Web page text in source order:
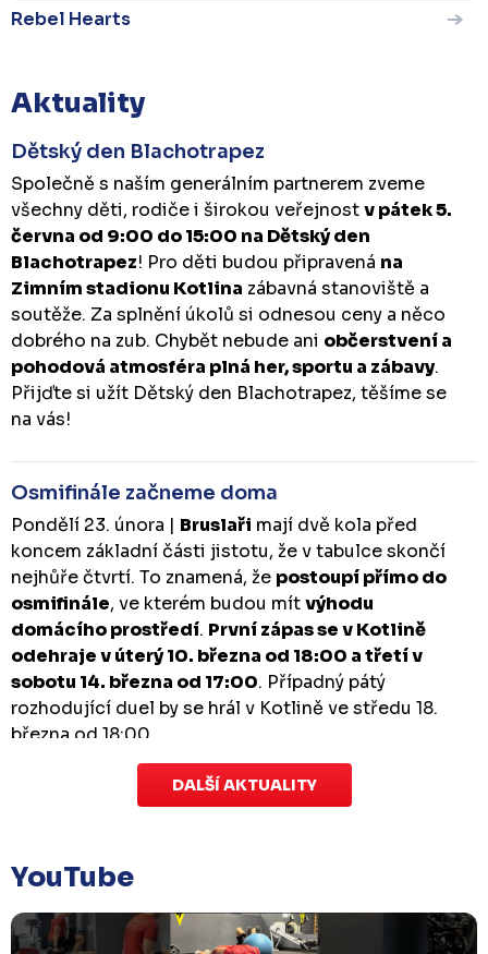
Rebel Hearts
Aktuality
Dětský den Blachotrapez
Společně s naším generálním partnerem zveme
všechny děti, rodiče i širokou veřejnostv pátek 5.
června od 9:00 do 15:00 na Dětský den
Blachotrapez! Pro děti budou připravená na
Zimním stadionu Kotlina zábavná stanoviště a
soutěže. Za splnění úkolů si odnesou ceny a něco
dobrého na zub. Chybět nebude ani občerstvení a
pohodová atmosféra plná her, sportu a zábavy.
Přijďte si užít Dětský den Blachotrapez, těšíme se
na vás!
Osmifinále začneme doma
Pondělí 23. února | Bruslaři mají dvě kola před
koncem základní části jistotu, že v tabulce skončí
nejhůře čtvrtí. To znamená, že postoupí přímo do
osmifinále, ve kterém budou mítvýhodu
domácího prostředí. První zápas se v Kotlině
odehraje v úterý 10. března od 18:00 a třetí v
sobotu 14. března od 17:00. Případný pátý
rozhodující duel by se hrál v Kotlině ve středu 18.
března od 18:00.
Zápas dorostu je odložen
které se mělo odehrát v pátek 30. ledna ve 14:15,
odloženo!Odehraje se v náhradním termínu, o
kterém se bude jednat.
DALŠÍ AKTUALITY
YouTube